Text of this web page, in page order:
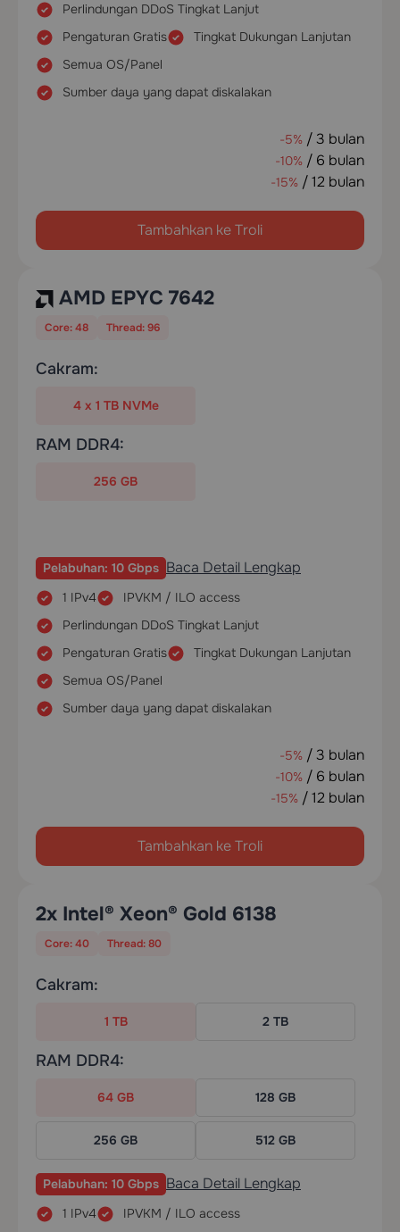
Perlindungan DDoS Tingkat Lanjut
Pengaturan Gratis
Tingkat Dukungan Lanjutan
Semua OS/Panel
Sumber daya yang dapat diskalakan
-5% / 3 bulan
-10% / 6 bulan
-15% / 12 bulan
Tambahkan ke Troli
AMD EPYC 7642
Core: 48 Thread: 96
Cakram:
4 х 1 TB NVMe
RAM DDR4:
256 GB
Pelabuhan: 10 Gbps Baca Detail Lengkap
1 IPv4
IPVKM / ILO access
Perlindungan DDoS Tingkat Lanjut
Pengaturan Gratis
Tingkat Dukungan Lanjutan
Semua OS/Panel
Sumber daya yang dapat diskalakan
-5% / 3 bulan
-10% / 6 bulan
-15% / 12 bulan
Tambahkan ke Troli
2x Intel® Xeon® Gold 6138
Core: 40 Thread: 80
Cakram:
1 TB 2 TB
RAM DDR4:
64 GB 128 GB
256 GB 512 GB
Pelabuhan: 10 Gbps Baca Detail Lengkap
1 IPv4
IPVKM / ILO access